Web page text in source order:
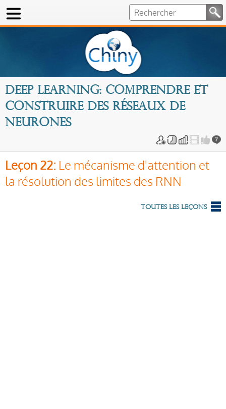
Deep Learning: comprendre et
construire des réseaux de
neurones
Leçon 22: Le mécanisme d'attention et
la résolution des limites des RNN
Toutes les leçons